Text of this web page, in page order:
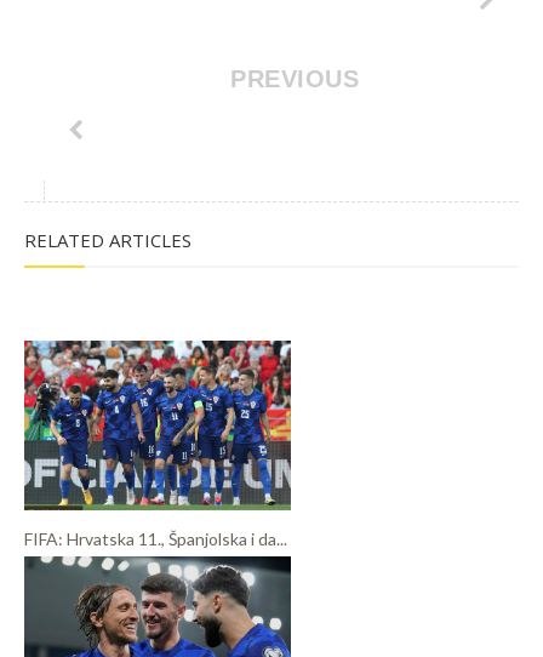
PREVIOUS
RELATED ARTICLES
FIFA: Hrvatska 11., Španjolska i da...